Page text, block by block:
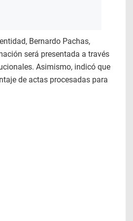
Bernardo Pachas,
será presentada a través
Asimismo, indicó que
de actas procesadas para